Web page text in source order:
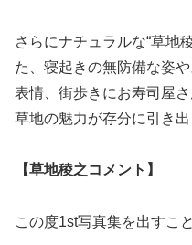
さらにナチュラルな“草地
た、寝起きの無防備な姿
表情、街歩きにお寿司屋
草地の魅力が存分に引き
【草地稜之コメント】
この度1st写真集を出すこ